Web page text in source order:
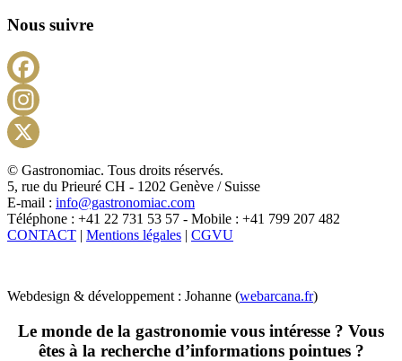
Nous suivre
X
© Gastronomiac. Tous droits réservés.
5, rue du Prieuré CH - 1202 Genève / Suisse
E-mail : info@gastronomiac.com
Téléphone : +41 22 731 53 57 - Mobile : +41 799 207 482
CONTACT | Mentions légales | CGVU
Webdesign & développement : Johanne (webarcana.fr)
Le monde de la gastronomie vous intéresse ? Vous
êtes à la recherche d’informations pointues ?